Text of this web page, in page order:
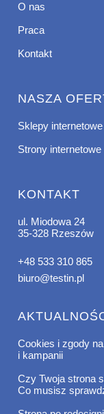
O nas
Praca
Kontakt
NASZA
Sklepy internetowe
Strony internetowe
KONTAKT
ul. Miodowa 24
35-328 Rzeszów
+48 533 310 865
biuro@testin.pl
Cookies i zgody
i kampanii
Czy Twoja strona
Co musisz